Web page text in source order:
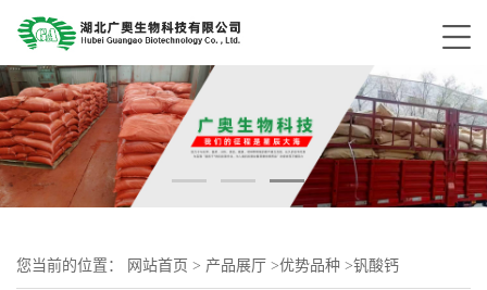
您当前的位置： 网站首页 > 产品展厅 >优势品种 >钒酸钙